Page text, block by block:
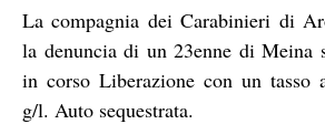
La compagnia dei Carabinieri di
la denuncia di un 23enne di Meina
in corso Liberazione con un tasso
g/l. Auto sequestrata.